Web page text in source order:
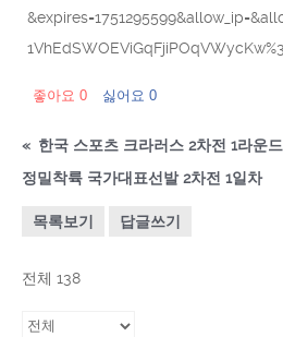
좋아요 0 싫어요 0
« 한국 스포츠 크라러스 2차전 1라운드
정밀착륙 국가대표선발 2차전 1일차
목록보기 답글쓰기
전체 138